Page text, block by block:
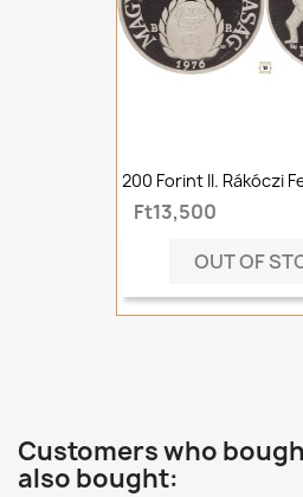
200 Forint II. Rákóczi
Ft13,500
OUT OF
Customers who
also bought: